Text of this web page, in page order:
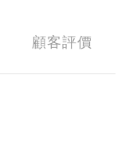
顧客評價